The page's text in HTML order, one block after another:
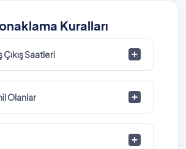
Kuralları
Saatleri
Olanlar